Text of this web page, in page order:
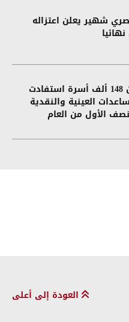
شهير يعلن اعتزاله
أكثر من 148 ألف أسرة استفادت
العينية والنقدية
الأول من العام
العودة إلى أعلى